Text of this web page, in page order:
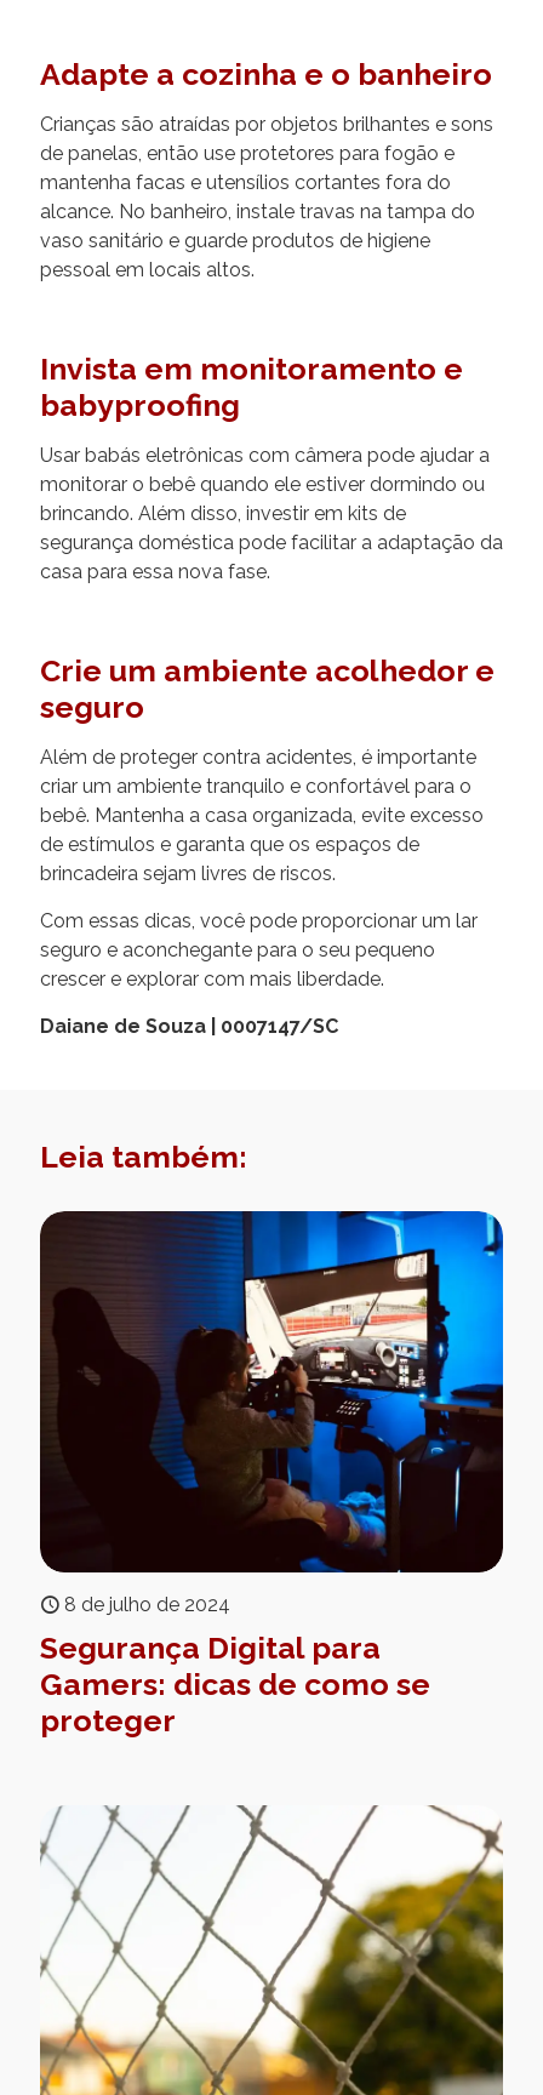
Adapte a cozinha e o banheiro
Crianças são atraídas por objetos brilhantes e sons
de panelas, então use protetores para fogão e
mantenha facas e utensílios cortantes fora do
alcance. No banheiro, instale travas na tampa do
vaso sanitário e guarde produtos de higiene
pessoal em locais altos.
Invista em monitoramento e
babyproofing
Usar babás eletrônicas com câmera pode ajudar a
monitorar o bebê quando ele estiver dormindo ou
brincando. Além disso, investir em kits de
segurança doméstica pode facilitar a adaptação da
casa para essa nova fase.
Crie um ambiente acolhedor e
seguro
Além de proteger contra acidentes, é importante
criar um ambiente tranquilo e confortável para o
bebê. Mantenha a casa organizada, evite excesso
de estímulos e garanta que os espaços de
brincadeira sejam livres de riscos.
Com essas dicas, você pode proporcionar um lar
seguro e aconchegante para o seu pequeno
crescer e explorar com mais liberdade.
Daiane de Souza | 0007147/SC
Leia também:
8 de julho de 2024
Segurança Digital para
Gamers: dicas de como se
proteger